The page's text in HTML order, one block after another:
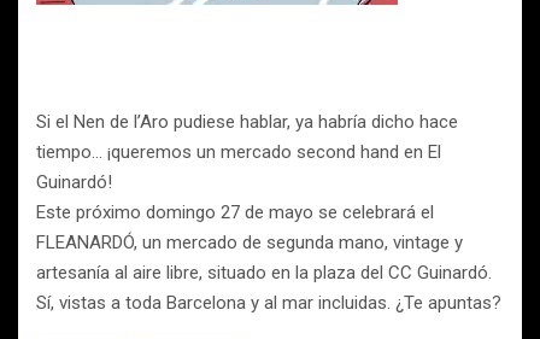
Si el Nen de l’Aro pudiese hablar, ya habría dicho hace
tiempo… ¡queremos un mercado second hand en El
Guinardó!
Este próximo domingo 27 de mayo se celebrará el
FLEANARDÓ, un mercado de segunda mano, vintage y
artesanía al aire libre, situado en la plaza del CC Guinardó.
Sí, vistas a toda Barcelona y al mar incluidas. ¿Te apuntas?